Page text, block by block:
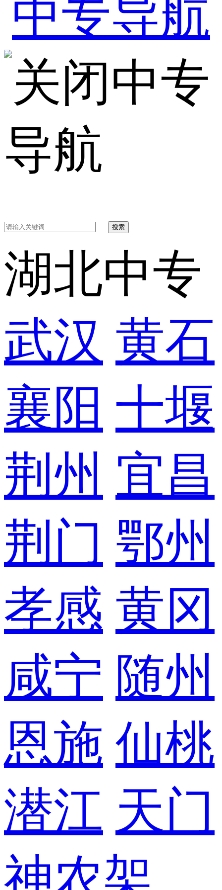
中专
导航
搜索
湖北中专
武汉 黄石
襄阳 十堰
荆州 宜昌
荆门 鄂州
孝感 黄冈
咸宁 随州
恩施 仙桃
潜江 天门
神农架